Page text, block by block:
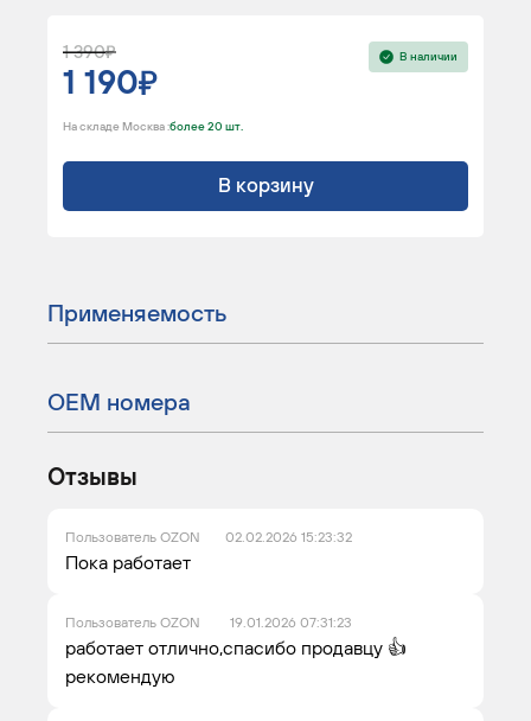
1 390
1 190
В наличии
На складе Москва :более 20 шт.
В корзину
Применяемость
ОЕМ номера
Отзывы
Пользователь OZON 02.02.2026 15:23:32
Пока работает
Пользователь OZON 19.01.2026 07:31:23
работает отлично,спасибо продавцу 👍
рекомендую